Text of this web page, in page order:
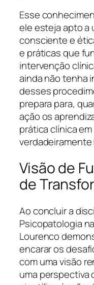
Esse
ele esteja apto a
consciente e
e práticas que
intervenção
ainda não tenha
desses
prepara para,
ação os
prática clínica
verdadeiramente
Visão de
de
Ao concluir a
Psicopatologia
Lourenco
encarar os
com uma visão
uma perspectiva